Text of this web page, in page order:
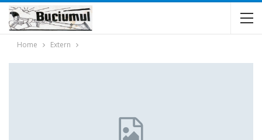
Home Extern